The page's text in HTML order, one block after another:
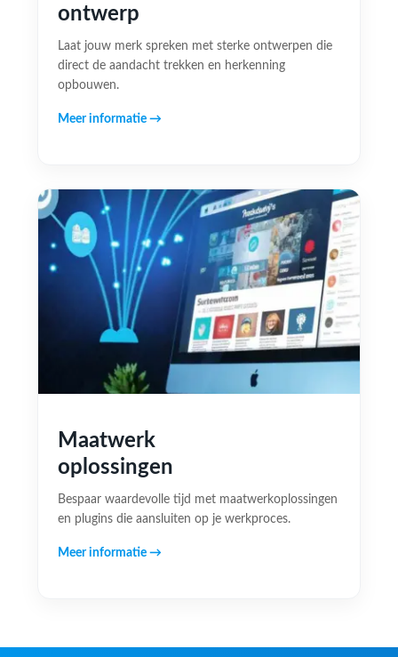
ontwerp
Laat jouw merk spreken met sterke ontwerpen die
direct de aandacht trekken en herkenning
opbouwen.
Meer informatie →
Maatwerk
oplossingen
Bespaar waardevolle tijd met maatwerkoplossingen
en plugins die aansluiten op je werkproces.
Meer informatie →